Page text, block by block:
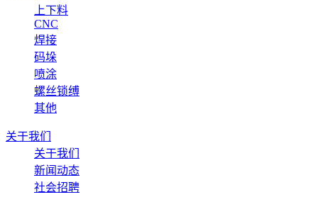
上下料
CNC
焊接
码垛
喷涂
螺丝锁缚
其他
关于我们
关于我们
新闻动态
社会招聘